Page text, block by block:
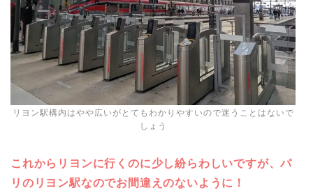
リヨン駅構内はやや広いがとてもわかりやすいので迷うことはないで
しょう
これからリヨンに行くのに少し紛らわしいですが、パ
リのリヨン駅なのでお間違えのないように！